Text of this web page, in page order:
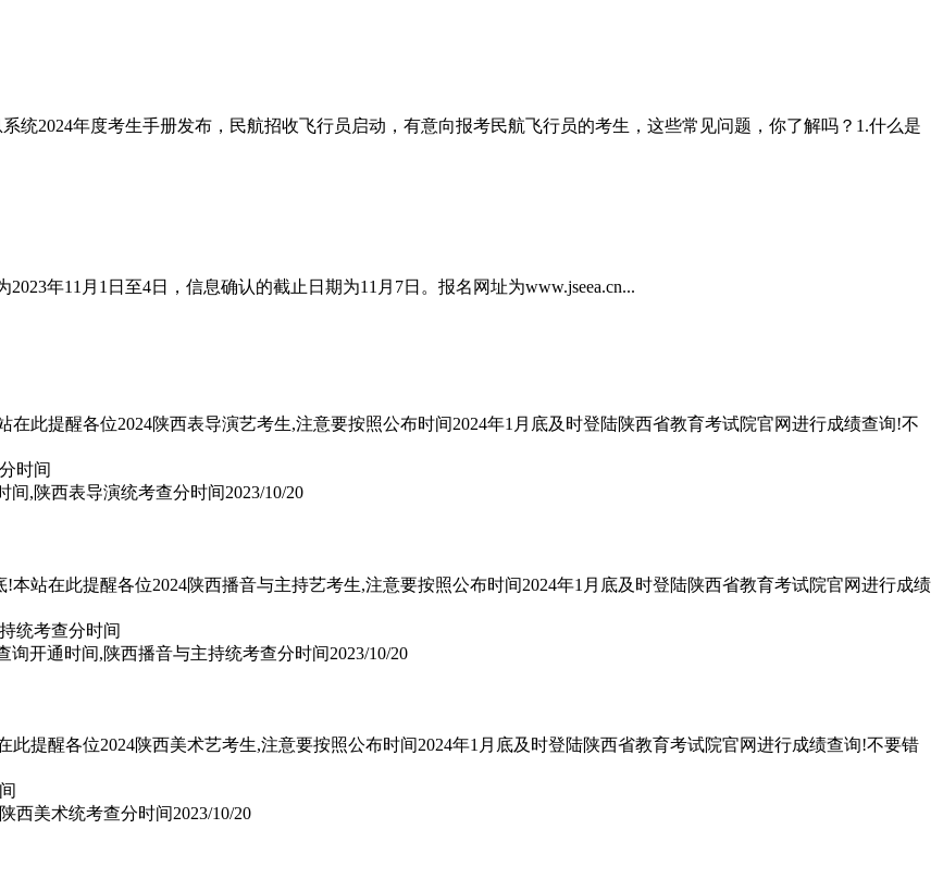
统2024年度考生手册发布，民航招收飞行员启动，有意向报考民航飞行员的考生，这些常见问题，你了解吗？1.什么是
年11月1日至4日，信息确认的截止日期为11月7日。报名网址为www.jseea.cn...
在此提醒各位2024陕西表导演艺考生,注意要按照公布时间2024年1月底及时登陆陕西省教育考试院官网进行成绩查询!不
间,陕西表导演统考查分时间2023/10/20
本站在此提醒各位2024陕西播音与主持艺考生,注意要按照公布时间2024年1月底及时登陆陕西省教育考试院官网进行成绩
询开通时间,陕西播音与主持统考查分时间2023/10/20
此提醒各位2024陕西美术艺考生,注意要按照公布时间2024年1月底及时登陆陕西省教育考试院官网进行成绩查询!不要错
西美术统考查分时间2023/10/20